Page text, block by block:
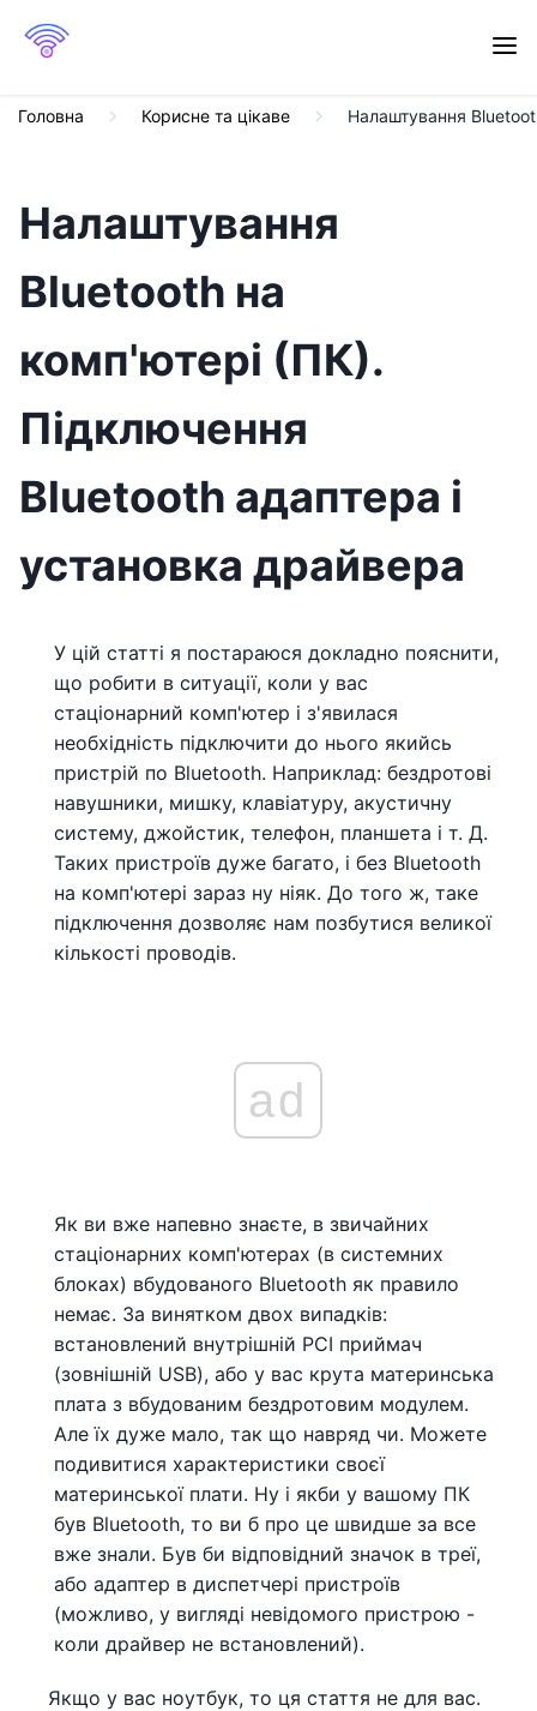
Головна Корисне та цікаве Налаштування
Налаштування
Bluetooth на
комп'ютері (ПК).
Підключення
Bluetooth адаптера і
установка драйвера
У цій статті я постараюся докладно пояснити,
що робити в ситуації, коли у вас
стаціонарний комп'ютер і з'явилася
необхідність підключити до нього якийсь
пристрій по Bluetooth. Наприклад: бездротові
навушники, мишку, клавіатуру, акустичну
систему, джойстик, телефон, планшета і т. Д.
Таких пристроїв дуже багато, і без Bluetooth
на комп'ютері зараз ну ніяк. До того ж, таке
підключення дозволяє нам позбутися великої
кількості проводів.
ad
Як ви вже напевно знаєте, в звичайних
стаціонарних комп'ютерах (в системних
блоках) вбудованого Bluetooth як правило
немає. За винятком двох випадків:
встановлений внутрішній PCI приймач
(зовнішній USB), або у вас крута материнська
плата з вбудованим бездротовим модулем.
Але їх дуже мало, так що навряд чи. Можете
подивитися характеристики своєї
материнської плати. Ну і якби у вашому ПК
був Bluetooth, то ви б про це швидше за все
вже знали. Був би відповідний значок в треї,
або адаптер в диспетчері пристроїв
(можливо, у вигляді невідомого пристрою -
коли драйвер не встановлений).
Якщо у вас ноутбук, то ця стаття не для вас.